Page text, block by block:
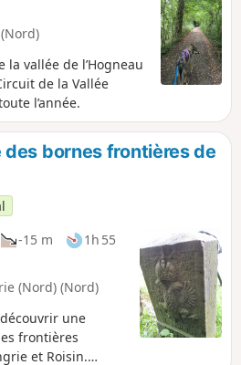
vallée de l’Hogneau
de la Vallée
l’année.
des bornes frontières de
-15 m
1h 55
(Nord) (Nord)
une
frontières
et Roisin.